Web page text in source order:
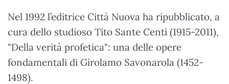
Nel 1992 l’editrice Città Nuova ha ripubblicato, a
cura dello studioso Tito Sante Centi (1915-2011),
"Della verità profetica": una delle opere
fondamentali di Girolamo Savonarola (1452-
1498).